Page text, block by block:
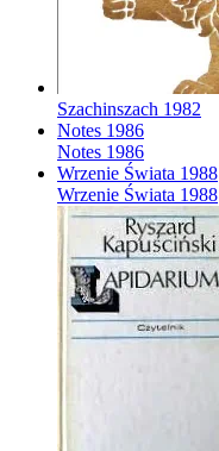
Szachinszach 1982
Notes 1986
Notes 1986
Wrzenie Świata 1988
Wrzenie Świata 1988